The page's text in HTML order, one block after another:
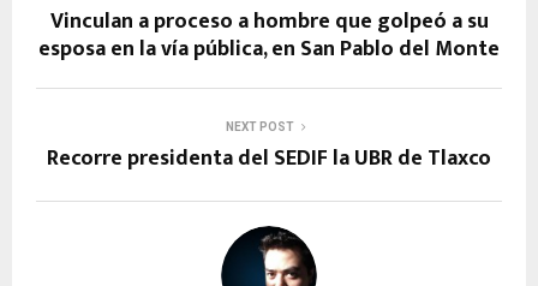
Vinculan a proceso a hombre que golpeó a su
esposa en la vía pública, en San Pablo del Monte
NEXT POST
Recorre presidenta del SEDIF la UBR de Tlaxco